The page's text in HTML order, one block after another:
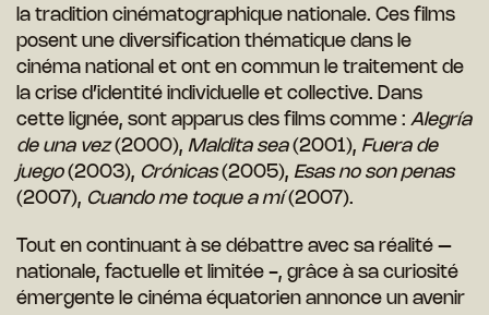
la tradition cinématographique nationale. Ces films
posent une diversification thématique dans le
cinéma national et ont en commun le traitement de
la crise d’identité individuelle et collective. Dans
cette lignée, sont apparus des films comme : Alegría
de una vez(2000), Maldita sea(2001), Fuera de
juego(2003), Crónicas(2005), Esas no son penas
(2007), Cuando me toque a mí(2007).
Tout en continuant à se débattre avec sa réalité –
nationale, factuelle et limitée -, grâce à sa curiosité
émergente le cinéma équatorien annonce un avenir